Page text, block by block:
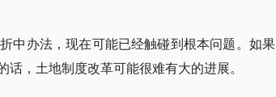
中办法，现在可能已经触碰到根本问题。如果
，土地制度改革可能很难有大的进展。